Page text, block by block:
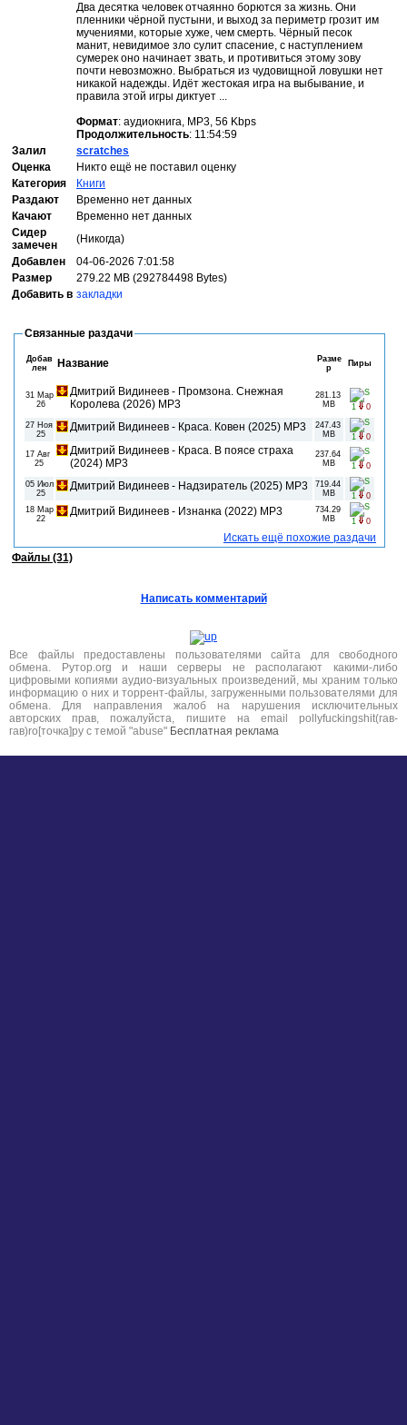
Два десятка человек отчаянно борются за жизнь. Они
пленники чёрной пустыни, и выход за периметр грозит им
мучениями, которые хуже, чем смерть. Чёрный песок
манит, невидимое зло сулит спасение, с наступлением
сумерек оно начинает звать, и противиться этому зову
почти невозможно. Выбраться из чудовищной ловушки нет
никакой надежды. Идёт жестокая игра на выбывание, и
правила этой игры диктует ...
Формат: аудиокнига, MP3, 56 Kbps
Продолжительность: 11:54:59
Залил
scratches
Оценка
Никто ещё не поставил оценку
Категория
Книги
Раздают
Временно нет данных
Качают
Временно нет данных
Сидер
замечен
(Никогда)
Добавлен
04-06-2026 7:01:58
Размер
279.22 MB (292784498 Bytes)
Добавить в закладки
Связанные раздачи
Добав
лен
Название
Разме
р
Пиры
31 Мар
26
Дмитрий Видинеев - Промзона. Снежная
Королева (2026) MP3
281.13
MB
1
0
27 Ноя
25
Дмитрий Видинеев - Краса. Ковен (2025) MP3
247.43
MB
1
0
17 Авг
25
Дмитрий Видинеев - Краса. В поясе страха
(2024) MP3
237.64
MB
1
0
05 Июл
25
Дмитрий Видинеев - Надзиратель (2025) MP3
719.44
MB
1
0
18 Мар
22
Дмитрий Видинеев - Изнанка (2022) MP3
734.29
MB
1 0
Искать ещё похожие раздачи
Файлы (31)
Написать комментарий
Все файлы предоставлены пользователями сайта для свободного
обмена. Рутор.org и наши серверы не располагают какими-либо
цифровыми копиями аудио-визуальных произведений, мы храним только
информацию о них и торрент-файлы, загруженными пользователями для
обмена. Для направления жалоб на нарушения исключительных
авторских прав, пожалуйста, пишите на email pollyfuckingshit(гав-
гав)ro[точка]ру с темой "abuse" Бесплатная реклама